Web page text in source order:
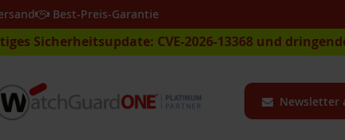
Sicherheitsupdate: CVE-2026-13368 und
Newsletter
Best-Preis-Garantie